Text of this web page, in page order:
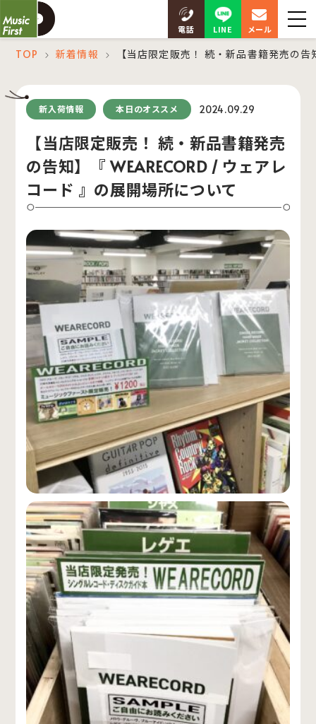
電話 LINE メール
TOP ＞ 新着情報 ＞ 【当店限定販売！ 続・新品書籍発売の
新入荷情報 本日のオススメ 2024.09.29
【当店限定販売！ 続・新品書籍発売
の告知】『 WEARECORD / ウェアレ
コード 』の展開場所について